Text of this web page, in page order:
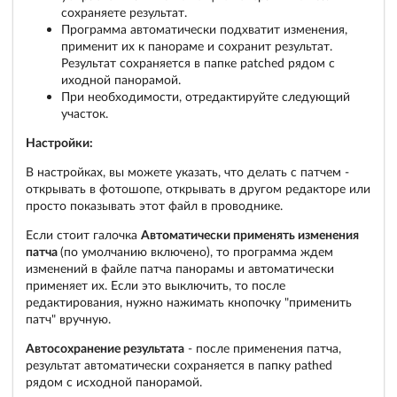
сохраняете результат.
Программа автоматически подхватит изменения,
применит их к панораме и сохранит результат.
Результат сохраняется в папке patched рядом с
иходной панорамой.
При необходимости, отредактируйте следующий
участок.
Настройки:
В настройках, вы можете указать, что делать с патчем -
открывать в фотошопе, открывать в другом редакторе или
просто показывать этот файл в проводнике.
Если стоит галочка Автоматически применять изменения
патча(по умолчанию включено), то программа ждем
изменений в файле патча панорамы и автоматически
применяет их. Если это выключить, то после
редактирования, нужно нажимать кнопочку "применить
патч" вручную.
Автосохранение результата - после применения патча,
результат автоматически сохраняется в папку pathed
рядом с исходной панорамой.